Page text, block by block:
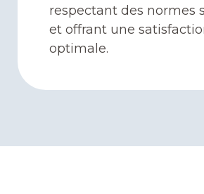
respectant des normes
et offrant une
optimale.